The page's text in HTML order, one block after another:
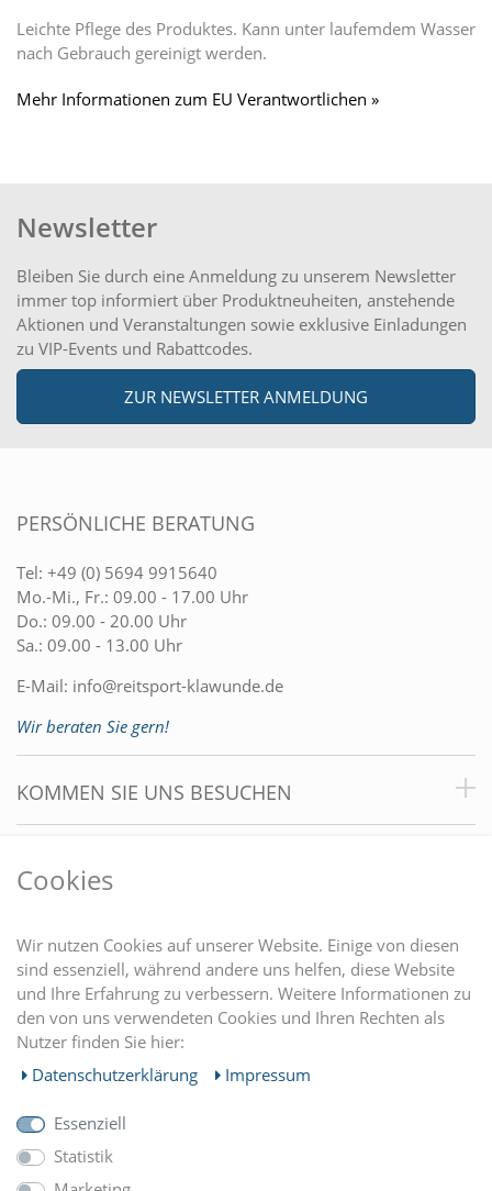
Leichte Pflege des Produktes. Kann unter laufemdem Wasser
nach Gebrauch gereinigt werden.
Mehr Informationen zum EU Verantwortlichen »
Newsletter
Bleiben Sie durch eine Anmeldung zu unserem Newsletter
immer top informiert über Produktneuheiten, anstehende
Aktionen und Veranstaltungen sowie exklusive Einladungen
zu VIP-Events und Rabattcodes.
ZUR NEWSLETTER ANMELDUNG
PERSÖNLICHE BERATUNG
Tel: +49 (0) 5694 9915640
Mo.-Mi., Fr.: 09.00 - 17.00 Uhr
Do.: 09.00 - 20.00 Uhr
Sa.: 09.00 - 13.00 Uhr
E-Mail: info@reitsport-klawunde.de
Wir beraten Sie gern!
KOMMEN SIE UNS BESUCHEN
EINKAUFEN
MEIN KONTO
UNTERNEHMEN
Cookies
Wir nutzen Cookies auf unserer Website. Einige von diesen
sind essenziell, während andere uns helfen, diese Website
und Ihre Erfahrung zu verbessern. Weitere Informationen zu
den von uns verwendeten Cookies und Ihren Rechten als
Nutzer finden Sie hier:
Daten­schutz­erklärung
Impressum
Essenziell
Statistik